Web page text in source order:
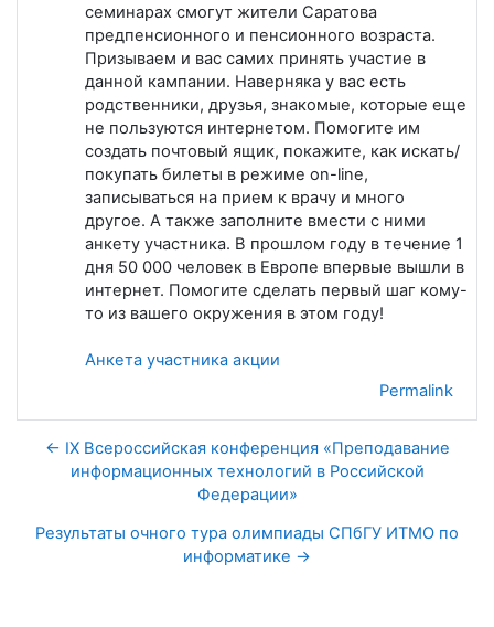
семинарах смогут жители Саратова
предпенсионного и пенсионного возраста.
Призываем и вас самих принять участие в
данной кампании. Наверняка у вас есть
родственники, друзья, знакомые, которые еще
не пользуются интернетом. Помогите им
создать почтовый ящик, покажите, как искать/
покупать билеты в режиме on-line,
записываться на прием к врачу и много
другое. А также заполните вмести с ними
анкету участника. В прошлом году в течение 1
дня 50 000 человек в Европе впервые вышли в
интернет. Помогите сделать первый шаг кому-
то из вашего окружения в этом году!
Анкета участника акции
Permalink
← IX Всероссийская конференция «Преподавание
информационных технологий в Российской
Федерации»
Результаты очного тура олимпиады СПбГУ ИТМО по
информатике →